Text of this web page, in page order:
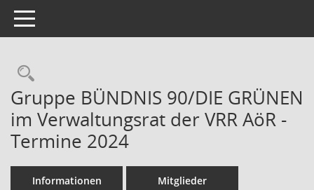
Toggle navigation
Rechercheauswahl
Gruppe BÜNDNIS 90/DIE GRÜNEN
im Verwaltungsrat der VRR AöR -
Termine 2024
Informationen Mitglieder